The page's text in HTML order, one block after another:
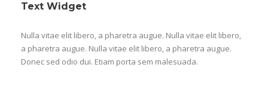
Text Widget
Nulla vitae elit libero, a pharetra augue. Nulla vitae elit libero,
a pharetra augue. Nulla vitae elit libero, a pharetra augue.
Donec sed odio dui. Etiam porta sem malesuada.